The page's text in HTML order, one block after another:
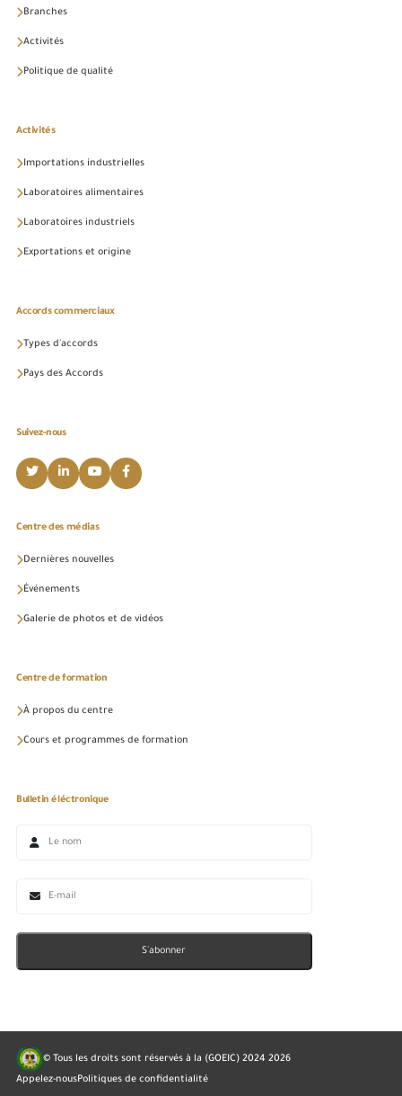
Branches
Activités
Politique de qualité
Activités
Importations industrielles
Laboratoires alimentaires
Laboratoires industriels
Exportations et origine
Accords commerciaux
Types d'accords
Pays des Accords
Suivez-nous
Centre des médias
Dernières nouvelles
Événements
Galerie de photos et de vidéos
Centre de formation
À propos du centre
Cours et programmes de formation
Bulletin éléctronique
S'abonner
© Tous les droits sont réservés à la (GOEIC) 2024 2026
Appelez-nousPolitiques de confidentialité